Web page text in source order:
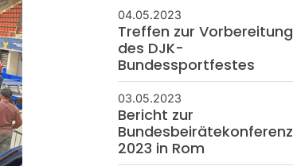
04.05.2023
Treffen zur Vorbereitung
des DJK-
Bundessportfestes
03.05.2023
Bericht zur
Bundesbeirätekonferenz
2023 in Rom